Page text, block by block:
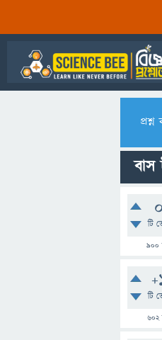
বাস
0
টি
900
টি
602